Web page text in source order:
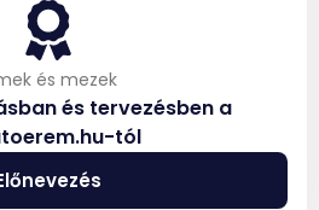
és mezek
és tervezésben a
tól